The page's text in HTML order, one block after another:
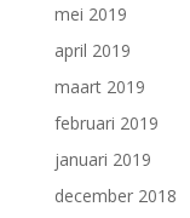
mei 2019
april 2019
maart 2019
februari 2019
januari 2019
december 2018